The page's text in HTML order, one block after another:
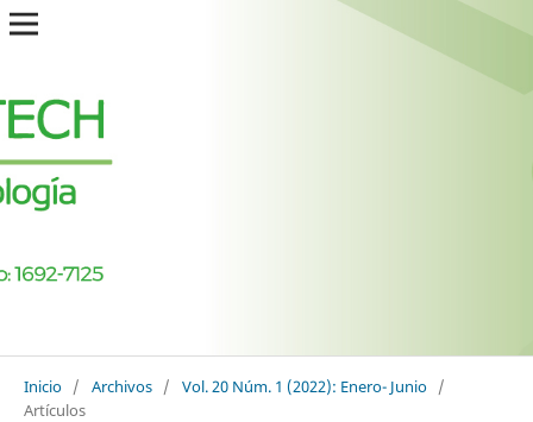
Inicio / Archivos / Vol. 20 Núm. 1 (2022): Enero- Junio /
Artículos